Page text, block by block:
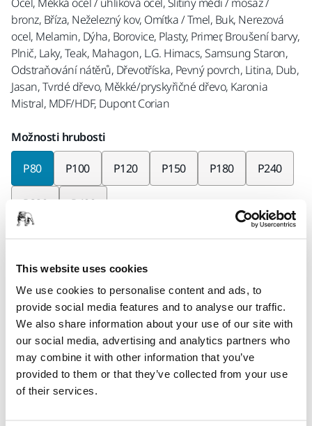
This website uses cookies
We use cookies to personalise content and ads, to
provide social media features and to analyse our traffic.
We also share information about your use of our site with
our social media, advertising and analytics partners who
may combine it with other information that you’ve
provided to them or that they’ve collected from your use
of their services.
bronz, Bříza, Neželezný kov, Omítka / Tmel, Buk, Nerezová
ocel, Melamin, Dýha, Borovice, Plasty, Primer, Broušení barvy,
Plnič, Laky, Teak, Mahagon, L.G. Himacs, Samsung Staron,
Odstraňování nátěrů, Dřevotříska, Pevný povrch, Litina, Dub,
Jasan, Tvrdé dřevo, Měkké/pryskyřičné dřevo, Karonia
Mistral, MDF/HDF, Dupont Corian
Možnosti hrubosti
P80 P100 P120 P150 P180 P240
P320 P400
× 10 kusů × 50 kusů
Kód Mirka
AE219F1080